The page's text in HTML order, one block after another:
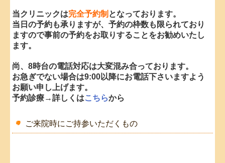
9月11日(金)午後
9月12日(土)
9月25日(金)午後
9月26日(土)
■2026.3.30...令和8年8月休診のお知らせ
8月13日(木)
8月14日(金)
8月28日(金)午後
8月29日(土)
当クリニックは完全予約制 となっております。
当日の予約も承りますが、予約の枠数も限られており
ますので事前の予約をお取りすることをお勧めいたし
ます。
尚、8時台の電話対応は大変混み合っております。
お急ぎでない場合は9:00以降にお電話下さいますよう
お願い申し上げます。
予約診療→詳しくはこちらから
ご来院時にご持参いただくもの